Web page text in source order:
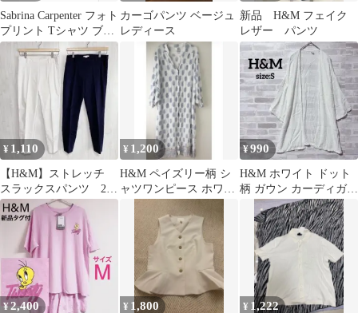
Sabrina Carpenter フォト
プリント Tシャツ ブラ
ック H&M
カーゴパンツ ベージュ
レディース
新品 H&M フェイク
レザー パンツ
¥ 1,110
【H&M】ストレッチ
スラックスパンツ 2枚
セット オフィスカジ
ュアル 通勤 S
¥ 1,200
H&M ペイズリー柄 シ
ャツワンピース ホワイ
¥990
H&M ホワイト ドット
柄 ガウン カーディガン
¥2,400 ¥ 1,800 ¥ 1,222